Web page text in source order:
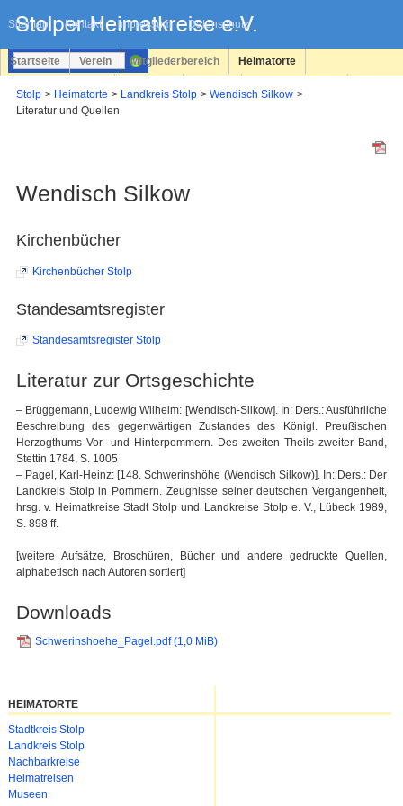
Sitemap Kontakt Impressum Datenschutz
überspringen
Startseite Verein Mitgliederbereich Heimatorte
Login
Stolp Heimatorte Landkreis Stolp
Wendisch Silkow
Literatur und Quellen
Wendisch Silkow
Kirchenbücher
Kirchenbücher Stolp
Standesamtsregister
Standesamtsregister Stolp
Literatur zur Ortsgeschichte
– Brüggemann, Ludewig Wilhelm: [Wendisch-Silkow]. In: Ders.: Ausführliche
Beschreibung des gegenwärtigen Zustandes des Königl. Preußischen
Herzogthums Vor- und Hinterpommern. Des zweiten Theils zweiter Band,
Stettin 1784, S. 1005
– Pagel, Karl-Heinz: [148. Schwerinshöhe (Wendisch Silkow)]. In: Ders.: Der
Landkreis Stolp in Pommern. Zeugnisse seiner deutschen Vergangenheit,
hrsg. v. Heimatkreise Stadt Stolp und Landkreise Stolp e. V., Lübeck 1989,
S. 898 ff.
[weitere Aufsätze, Broschüren, Bücher und andere gedruckte Quellen,
alphabetisch nach Autoren sortiert]
Downloads
Schwerinshoehe_Pagel.pdf(1,0 MiB)
HEIMATORTE
Navigation
überspringen
Stadtkreis Stolp
Landkreis Stolp
Nachbarkreise
Heimatreisen
Museen